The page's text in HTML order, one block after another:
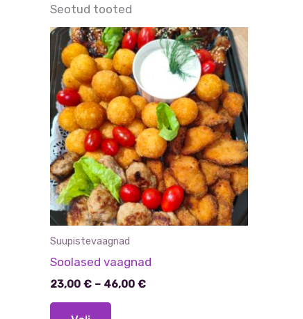
Seotud tooted
Suupistevaagnad
Soolased vaagnad
23,00 € – 46,00 €Hinnavahemik:
Sellel